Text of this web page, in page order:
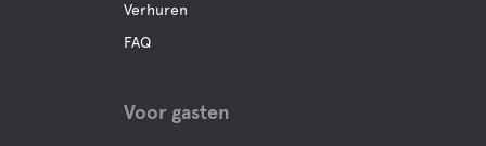
Verhuren
FAQ
Voor gasten